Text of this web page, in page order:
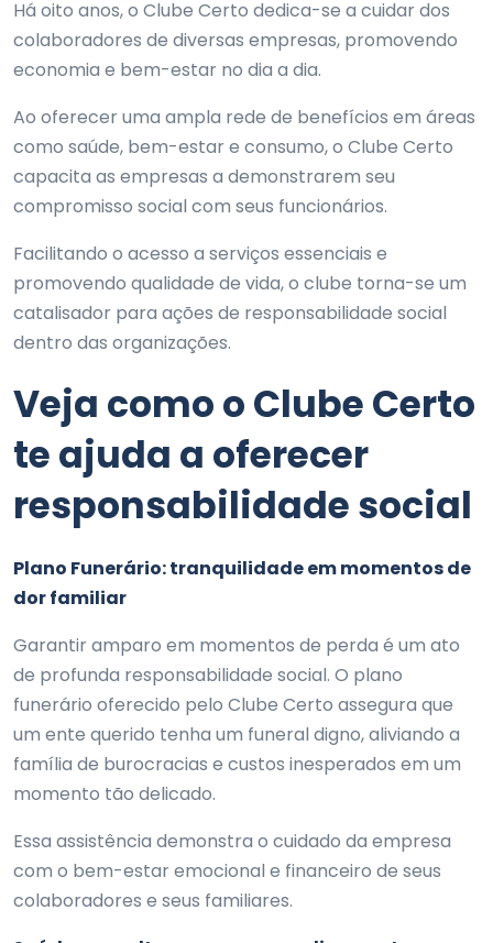
Há oito anos, o Clube Certo dedica-se a cuidar dos
colaboradores de diversas empresas, promovendo
economia e bem-estar no dia a dia.
Ao oferecer uma ampla rede de benefícios em áreas
como saúde, bem-estar e consumo, o Clube Certo
capacita as empresas a demonstrarem seu
compromisso social com seus funcionários.
Facilitando o acesso a serviços essenciais e
promovendo qualidade de vida, o clube torna-se um
catalisador para ações de responsabilidade social
dentro das organizações.
Veja como o Clube Certo
te ajuda a oferecer
responsabilidade social
Plano Funerário: tranquilidade em momentos de
dor familiar
Garantir amparo em momentos de perda é um ato
de profunda responsabilidade social. O plano
funerário oferecido pelo Clube Certo assegura que
um ente querido tenha um funeral digno, aliviando a
família de burocracias e custos inesperados em um
momento tão delicado.
Essa assistência demonstra o cuidado da empresa
com o bem-estar emocional e financeiro de seus
colaboradores e seus familiares.